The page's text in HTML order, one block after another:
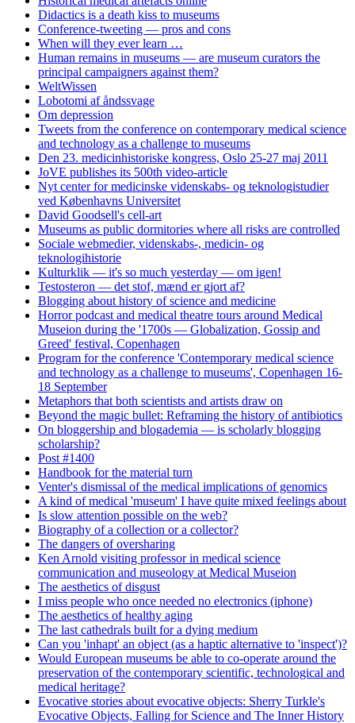
Didactics is a death kiss to museums
Conference-tweeting — pros and cons
When will they ever learn …
Human remains in museums — are museum curators the
principal campaigners against them?
WeltWissen
Lobotomi af åndssvage
Om depression
Tweets from the conference on contemporary medical science
and technology as a challenge to museums
Den 23. medicinhistoriske kongress, Oslo 25-27 maj 2011
JoVE publishes its 500th video-article
Nyt center for medicinske videnskabs- og teknologistudier
ved Københavns Universitet
David Goodsell's cell-art
Museums as public dormitories where all risks are controlled
Sociale webmedier, videnskabs-, medicin- og
teknologihistorie
Kulturklik — it's so much yesterday — om igen!
Testosteron — det stof, mænd er gjort af?
Blogging about history of science and medicine
Horror podcast and medical theatre tours around Medical
Museion during the '1700s — Globalization, Gossip and
Greed' festival, Copenhagen
Program for the conference 'Contemporary medical science
and technology as a challenge to museums', Copenhagen 16-
18 September
Metaphors that both scientists and artists draw on
Beyond the magic bullet: Reframing the history of antibiotics
On bloggership and blogademia — is scholarly blogging
scholarship?
Post #1400
Handbook for the material turn
Venter's dismissal of the medical implications of genomics
A kind of medical 'museum' I have quite mixed feelings about
Is slow attention possible on the web?
Biography of a collection or a collector?
The dangers of oversharing
Ken Arnold visiting professor in medical science
communication and museology at Medical Museion
The aesthetics of disgust
I miss people who once needed no electronics (iphone)
The aesthetics of healthy aging
The last cathedrals built for a dying medium
Can you 'inhapt' an object (as a haptic alternative to 'inspect')?
Would European museums be able to co-operate around the
preservation of the contemporary scientific, technological and
medical heritage?
Evocative stories about evocative objects: Sherry Turkle's
Evocative Objects, Falling for Science and The Inner History